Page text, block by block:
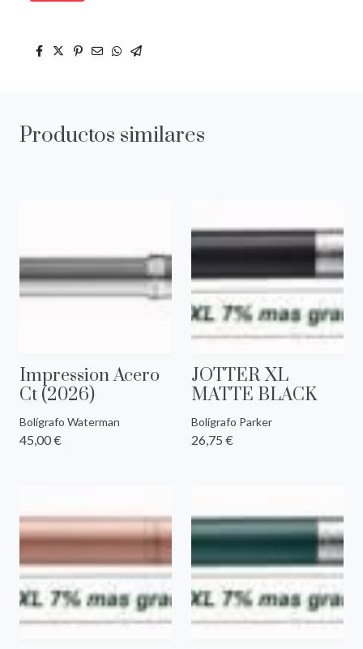
Productos similares
Impression Acero
Ct (2026)
Bolígrafo Waterman
45,00 €
JOTTER XL
MATTE BLACK
Bolígrafo Parker
26,75 €